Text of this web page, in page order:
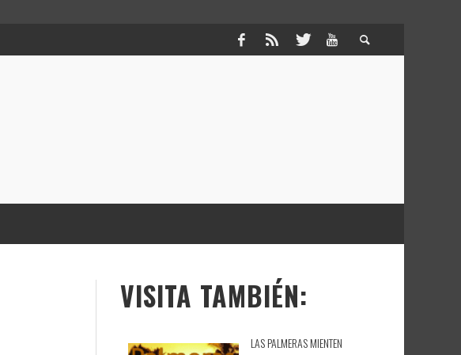
VISITA TAMBIÉN:
LAS PALMERAS MIENTEN